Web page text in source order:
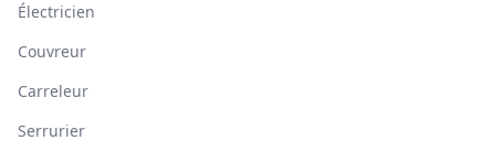
Électricien
Couvreur
Carreleur
Serrurier